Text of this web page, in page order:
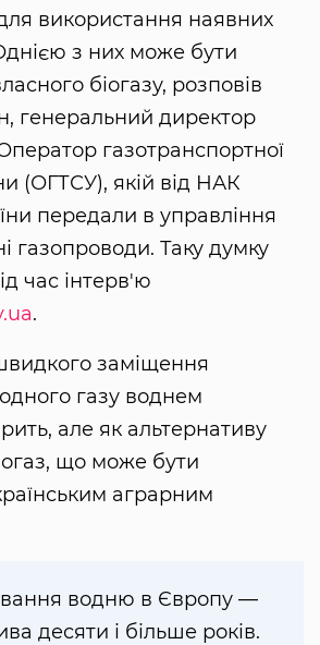
використання наявних
з них може бути
біогазу, розповів
генеральний директор
газотранспортної
(ОГТСУ), якій від НАК
передали в управління
газопроводи. Таку думку
час інтерв'ю
.
заміщення
газу воднем
але як альтернативу
що може бути
аграрним
водню в Європу —
десяти і більше років.